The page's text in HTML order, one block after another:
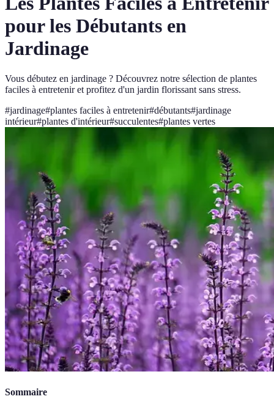
pour les Débutants en
Jardinage
Vous débutez en jardinage ? Découvrez notre sélection de plantes
faciles à entretenir et profitez d'un jardin florissant sans stress.
#jardinage#plantes faciles à entretenir#débutants#jardinage
intérieur#plantes d'intérieur#succulentes#plantes vertes
Sommaire